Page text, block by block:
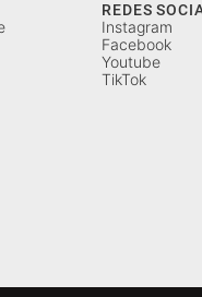
REDES
Instagram
Facebook
Youtube
TikTok